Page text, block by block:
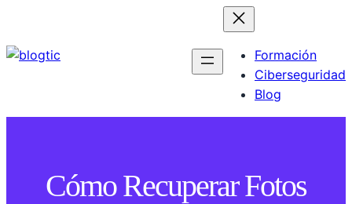
Formación
Ciberseguridad
Blog
Cómo Recuperar Fotos